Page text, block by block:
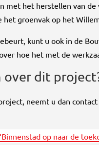
met het herstellen van de
groenvak op het
kunt u ook in de
hoe het met de
over dit
neemt u dan
op naar de